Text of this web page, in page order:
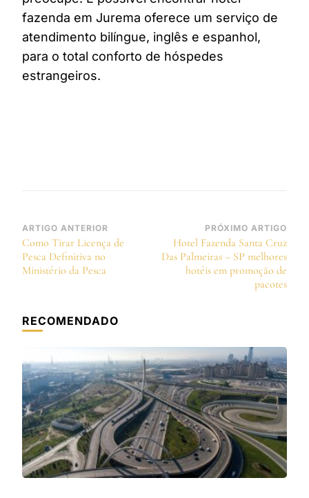
fazenda em Jurema oferece um serviço de
atendimento bilíngue, inglês e espanhol,
para o total conforto de hóspedes
estrangeiros.
Navegação
de
post
ARTIGO ANTERIOR
Como Tirar Licença de
Pesca Definitiva no
Ministério da Pesca
PRÓXIMO ARTIGO
Hotel Fazenda Santa Cruz
Das Palmeiras – SP melhores
hotéis em promoção de
pacotes
RECOMENDADO